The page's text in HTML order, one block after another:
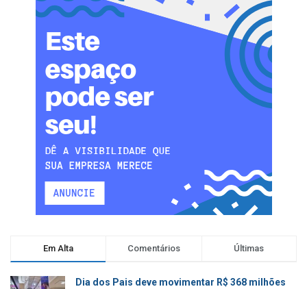
Em Alta Comentários Últimas
Dia dos Pais deve movimentar R$ 368 milhões